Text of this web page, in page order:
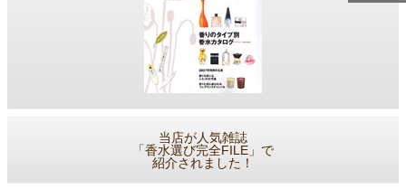
当店が人気雑誌
「香水選び完全FILE」で
紹介されました！